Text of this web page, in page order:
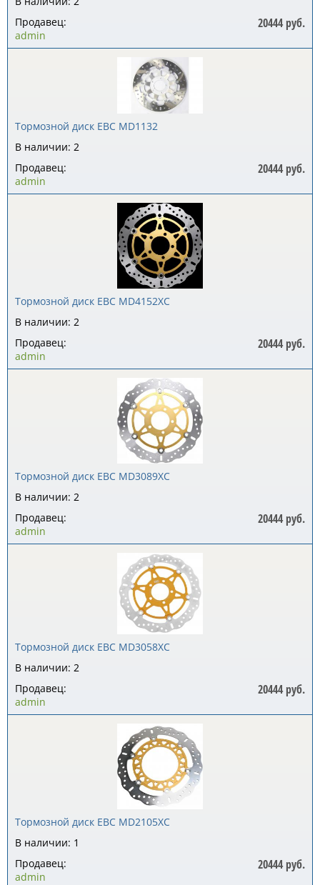
20444 руб.
Продавец:
admin
Тормозной диск EBC MD1132
В наличии: 2
20444 руб.
Продавец:
admin
Тормозной диск EBC MD4152XC
В наличии: 2
20444 руб.
Продавец:
admin
Тормозной диск EBC MD3089XC
В наличии: 2
20444 руб.
Продавец:
admin
Тормозной диск EBC MD3058XC
В наличии: 2
20444 руб.
Продавец:
admin
Тормозной диск EBC MD2105XC
В наличии: 1
20444 руб.
Продавец:
admin